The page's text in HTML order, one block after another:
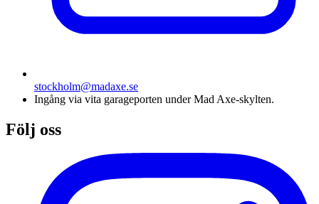
stockholm@madaxe.se
Ingång via vita garageporten under Mad Axe-skylten.
Följ oss